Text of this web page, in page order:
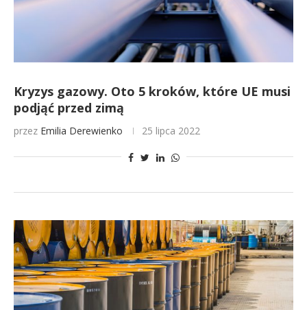
Kryzys gazowy. Oto 5 kroków, które UE musi
podjąć przed zimą
przez Emilia Derewienko 25 lipca 2022